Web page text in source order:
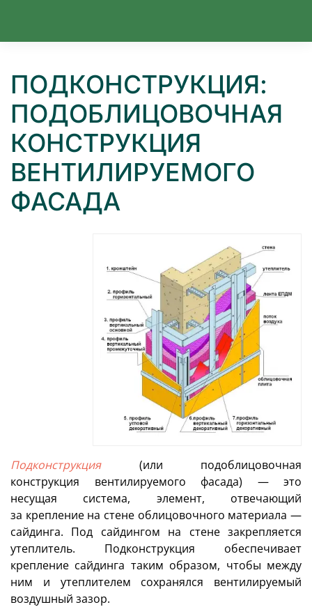
Перейти к содержимому
ПОДКОНСТРУКЦИЯ:
ПОДОБЛИЦОВОЧНАЯ
КОНСТРУКЦИЯ
ВЕНТИЛИРУЕМОГО
ФАСАДА
Подконструкция(или подоблицовочная
конструкция вентилируемого фасада) — это
несущая система, элемент, отвечающий
за крепление на стене облицовочного материала —
сайдинга. Под сайдингом на стене закрепляется
утеплитель. Подконструкция обеспечивает
крепление сайдинга таким образом, чтобы между
ним и утеплителем сохранялся вентилируемый
воздушный зазор.